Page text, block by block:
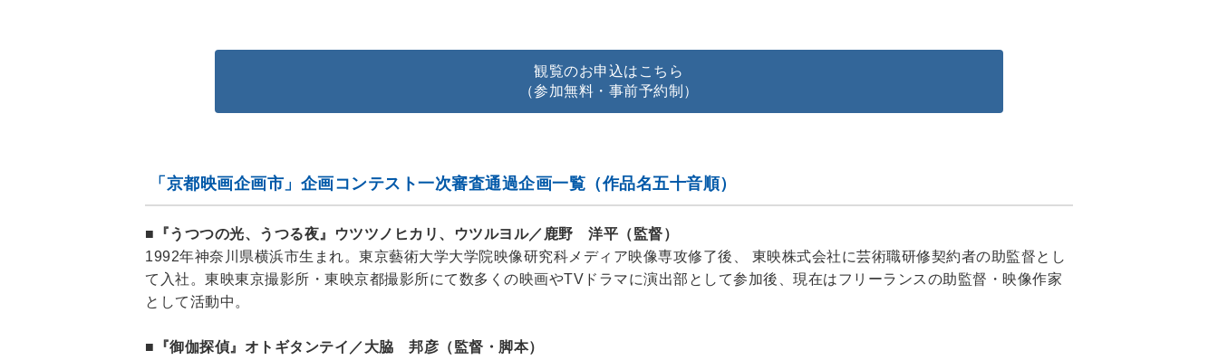
観覧のお申込はこちら
（参加無料・事前予約制）
「京都映画企画市」企画コンテスト一次審査通過企画一覧（作品名五十音順）
■『うつつの光、うつる夜』ウツツノヒカリ、ウツルヨル／鹿野 洋平（監督）
1992年神奈川県横浜市生まれ。東京藝術大学大学院映像研究科メディア映像専攻修了後、 東映株式会社に芸術職研修契約者の助監督とし
て入社。東映東京撮影所・東映京都撮影所にて数多くの映画やTVドラマに演出部として参加後、現在はフリーランスの助監督・映像作家
として活動中。
■『御伽探偵』オトギタンテイ／大脇 邦彦（監督・脚本）